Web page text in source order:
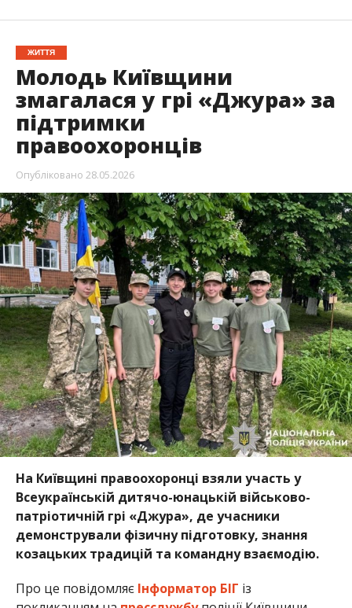
ЖИТТЯ
Молодь Київщини
змагалася у грі «Джура» за
підтримки
правоохоронців
Опубліковано 28.05.2026
На Київщині правоохоронці взяли участь у
Всеукраїнській дитячо-юнацькій військово-
патріотичній грі «Джура», де учасники
демонстрували фізичну підготовку, знання
козацьких традицій та командну взаємодію.
Про це повідомляє Інформатор БІГ із